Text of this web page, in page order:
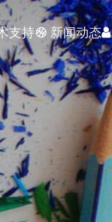
支持 新闻动态